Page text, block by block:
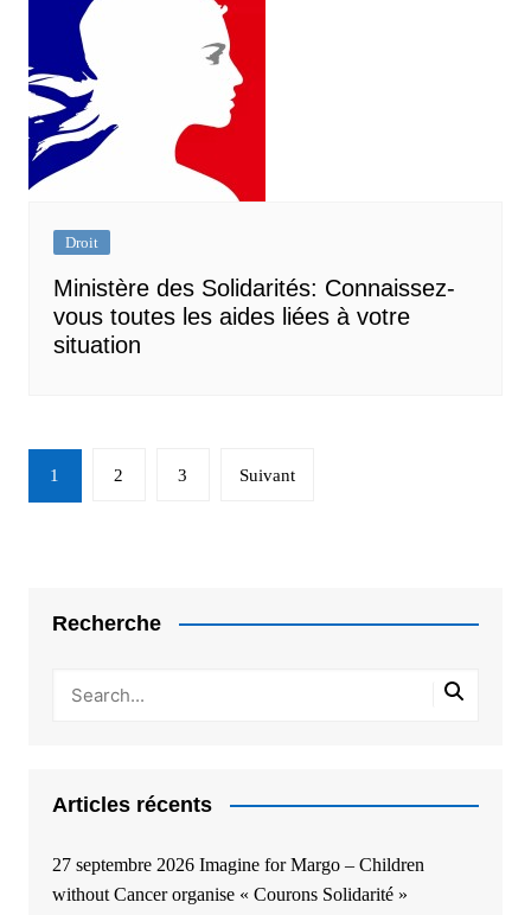
Droit
Ministère des Solidarités: Connaissez-
vous toutes les aides liées à votre
situation
Navigation
des
1 2 3 Suivant
Recherche
Articles récents
27 septembre 2026 Imagine for Margo – Children
without Cancer organise « Courons Solidarité »